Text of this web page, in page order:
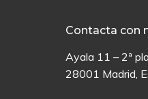
Contacta con
Ayala 11 – 2ª
28001 Madrid,